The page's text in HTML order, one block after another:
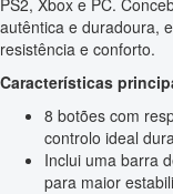
PS2, Xbox e PC.
autêntica e duradoura,
resistência e conforto.
Características
8 botões com
controlo ideal
Inclui uma barra
para maior